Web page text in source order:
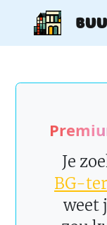
Je
BG-
weet